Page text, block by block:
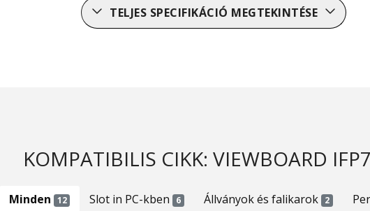
TELJES SPECIFIKÁCIÓ MEGTEKINTÉSE
KOMPATIBILIS CIKK: VIEWBOARD
Minden 12 Slot in PC-kben 6 Állványok és falikarok 2